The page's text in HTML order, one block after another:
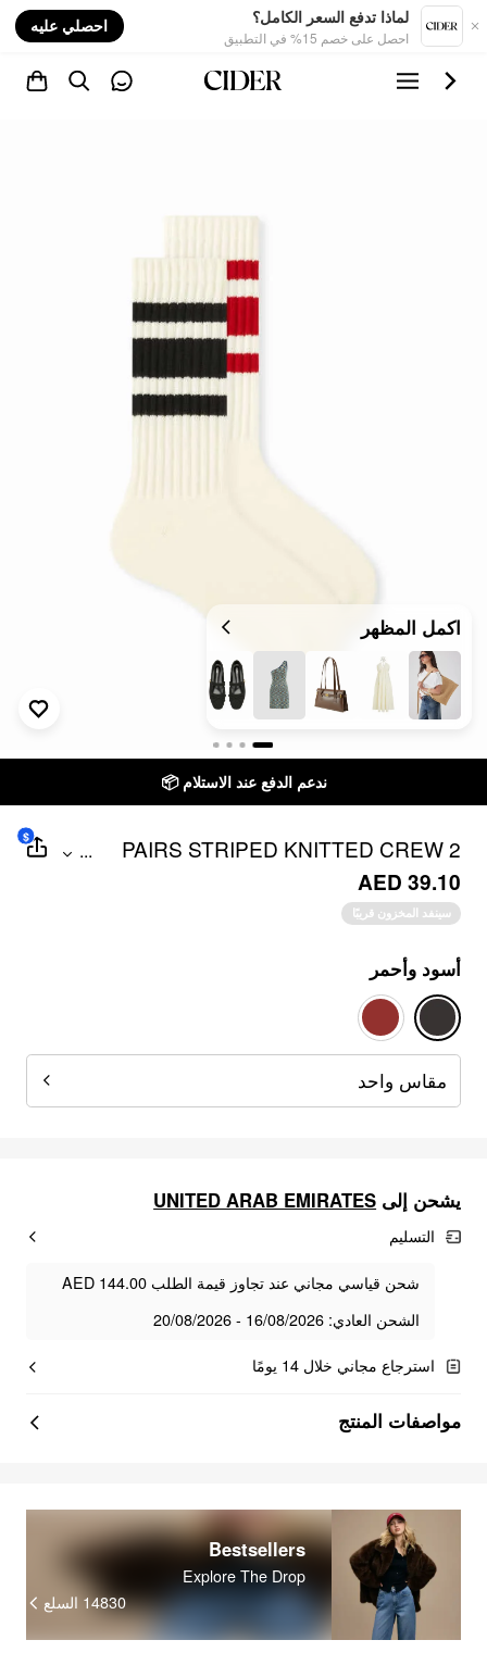
لماذا تدفع السعر الكامل؟
احصل على خصم 15% في التطبيق
احصلي عليه
اكمل المظهر
ندعم الدفع عند الاستلام 📦
2 PAIRS STRIPED KNITTED CREW
SOCKS
...
AED 39.10
$
سينفد المخزون قريبًا
أسود وأحمر
مقاس واحد
يشحن إلى UNITED ARAB EMIRATES
التسليم
شحن قياسي مجاني عند تجاوز قيمة الطلب AED 144.00
الشحن العادي: 16/08/2026 - 20/08/2026
استرجاع مجاني خلال 14 يومًا
مواصفات المنتج
Bestsellers
Explore The Drop
14830 السلع